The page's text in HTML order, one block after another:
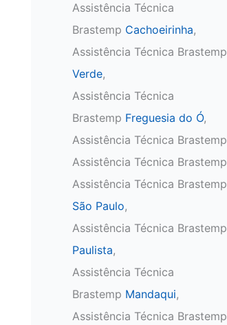
Assistência Técnica
Brastemp Cachoeirinha,
Assistência Técnica Brastemp
Verde,
Assistência Técnica
Brastemp Freguesia do Ó,
Assistência Técnica Brastemp
Assistência Técnica Brastemp
Assistência Técnica Brastemp
São Paulo,
Assistência Técnica Brastemp
Paulista,
Assistência Técnica
Brastemp Mandaqui,
Assistência Técnica Brastemp